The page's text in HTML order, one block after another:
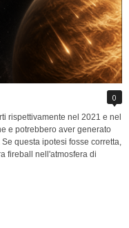
0
rispettivamente nel 2021 e nel
e potrebbero aver generato
questa ipotesi fosse corretta,
fireball nell'atmosfera di